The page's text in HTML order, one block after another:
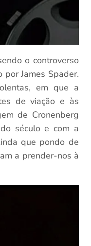
o controverso
James Spader.
em que a
de viação e às
de Cronenberg
século e com a
que pondo de
a prender-nos à